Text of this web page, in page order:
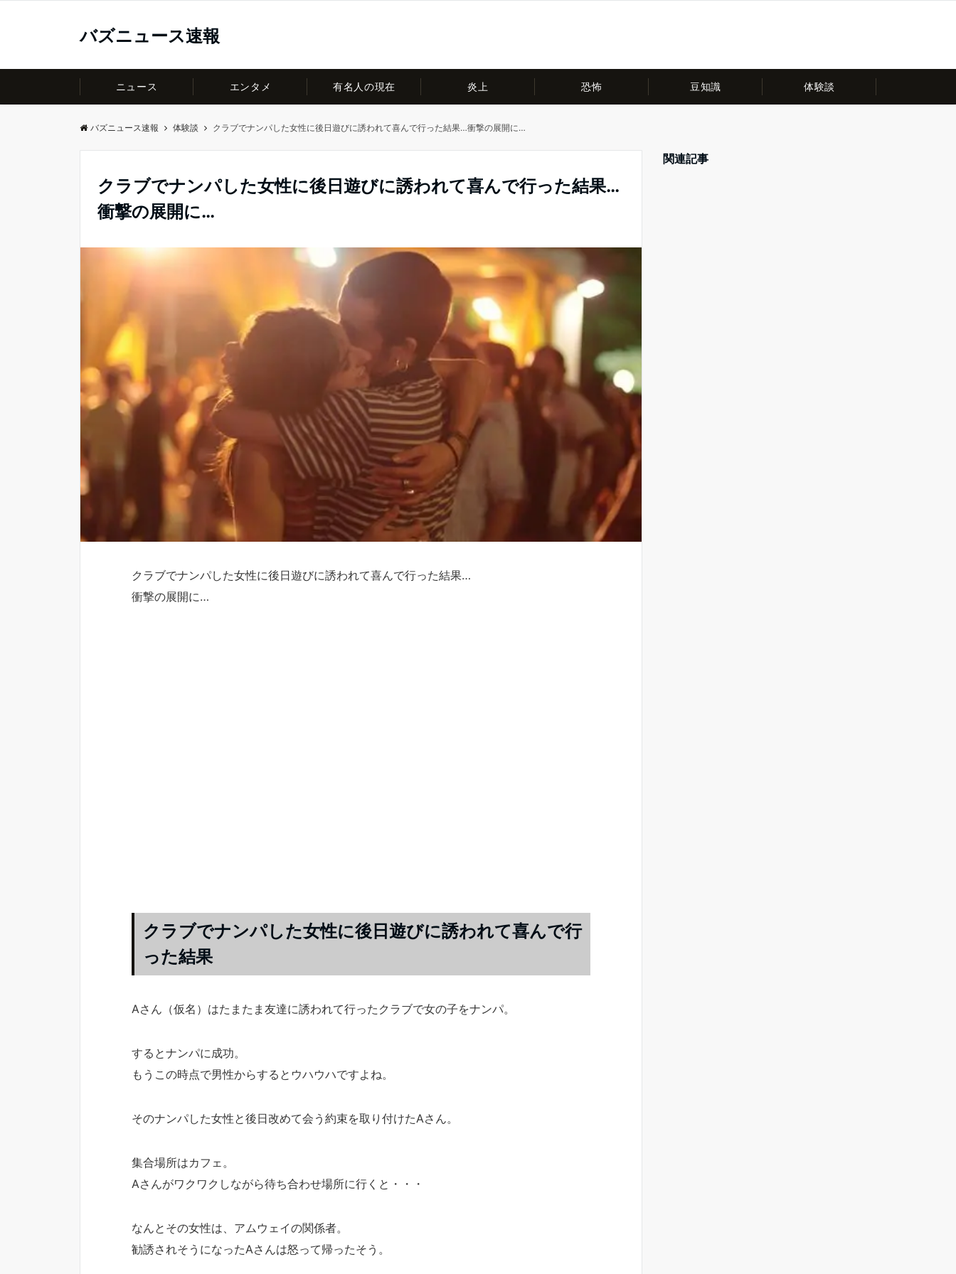
バズニュース速報
ニュース エンタメ 有名人の現在 炎上 恐怖 豆知識 体験談
バズニュース速報 体験談 クラブでナンパした女性に後日遊びに誘われて喜んで行った結果…衝撃の展開に…
クラブでナンパした女性に後日遊びに誘われて喜んで行った結果…
衝撃の展開に…
クラブでナンパした女性に後日遊びに誘われて喜んで行った結果…
衝撃の展開に…
クラブでナンパした女性に後日遊びに誘われて喜んで行
った結果
Aさん（仮名）はたまたま友達に誘われて行ったクラブで女の子をナンパ。
するとナンパに成功。
もうこの時点で男性からするとウハウハですよね。
そのナンパした女性と後日改めて会う約束を取り付けたAさん。
集合場所はカフェ。
Aさんがワクワクしながら待ち合わせ場所に行くと・・・
なんとその女性は、アムウェイの関係者。
勧誘されそうになったAさんは怒って帰ったそう。
関連記事